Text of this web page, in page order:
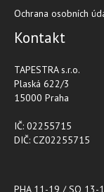
Ochrana osobních
Kontakt
TAPESTRA s.r.o.
Plaská 622/3
15000 Praha
IČ: 02255715
DIČ: CZ02255715
PHA 11-19 / SO 13-